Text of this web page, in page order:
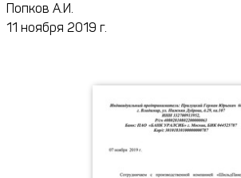
Попков А.И.
11 ноября 2019 г.